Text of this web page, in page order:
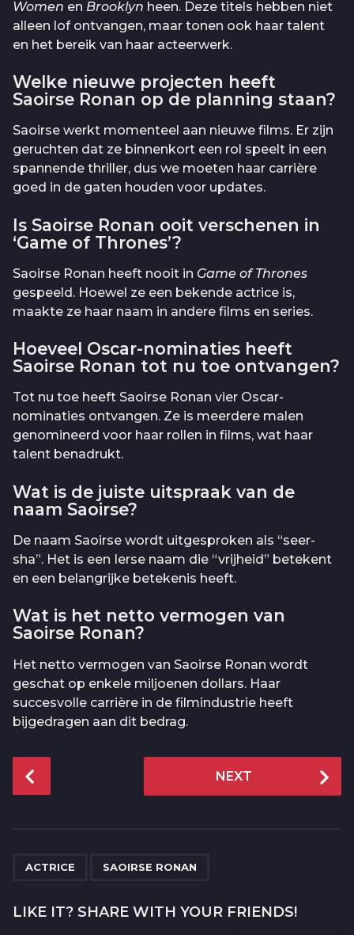
Women en Brooklyn heen. Deze titels hebben niet
alleen lof ontvangen, maar tonen ook haar talent
en het bereik van haar acteerwerk.
Welke nieuwe projecten heeft
Saoirse Ronan op de planning staan?
Saoirse werkt momenteel aan nieuwe films. Er zijn
geruchten dat ze binnenkort een rol speelt in een
spannende thriller, dus we moeten haar carrière
goed in de gaten houden voor updates.
Is Saoirse Ronan ooit verschenen in
‘Game of Thrones’?
Saoirse Ronan heeft nooit in Game of Thrones
gespeeld. Hoewel ze een bekende actrice is,
maakte ze haar naam in andere films en series.
Hoeveel Oscar-nominaties heeft
Saoirse Ronan tot nu toe ontvangen?
Tot nu toe heeft Saoirse Ronan vier Oscar-
nominaties ontvangen. Ze is meerdere malen
genomineerd voor haar rollen in films, wat haar
talent benadrukt.
Wat is de juiste uitspraak van de
naam Saoirse?
De naam Saoirse wordt uitgesproken als “seer-
sha”. Het is een Ierse naam die “vrijheid” betekent
en een belangrijke betekenis heeft.
Wat is het netto vermogen van
Saoirse Ronan?
Het netto vermogen van Saoirse Ronan wordt
geschat op enkele miljoenen dollars. Haar
succesvolle carrière in de filmindustrie heeft
bijgedragen aan dit bedrag.
o
i
NEXT
ACTRICE SAOIRSE RONAN
LIKE IT? SHARE WITH YOUR FRIENDS!